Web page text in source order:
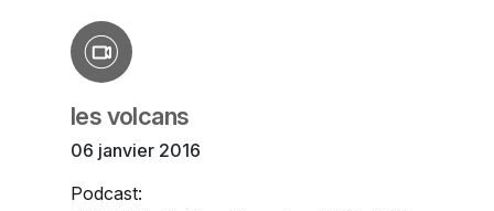
les volcans
06 janvier 2016
Podcast: